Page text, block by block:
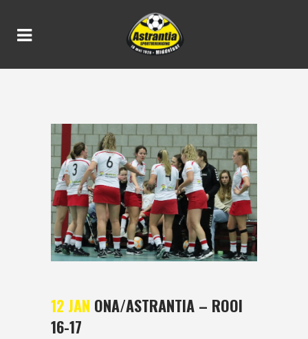
12 JAN ONA/ASTRANTIA – ROOI
16-17